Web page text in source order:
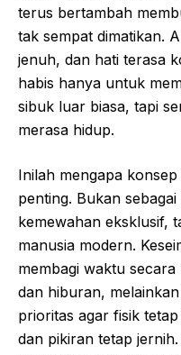
terus bertambah
tak sempat dimatikan.
jenuh, dan hati terasa
habis hanya untuk
sibuk luar biasa, tapi
merasa hidup.
Inilah mengapa
penting. Bukan
kemewahan eksklusif,
manusia modern.
membagi waktu
dan hiburan,
prioritas agar fisik
dan pikiran tetap